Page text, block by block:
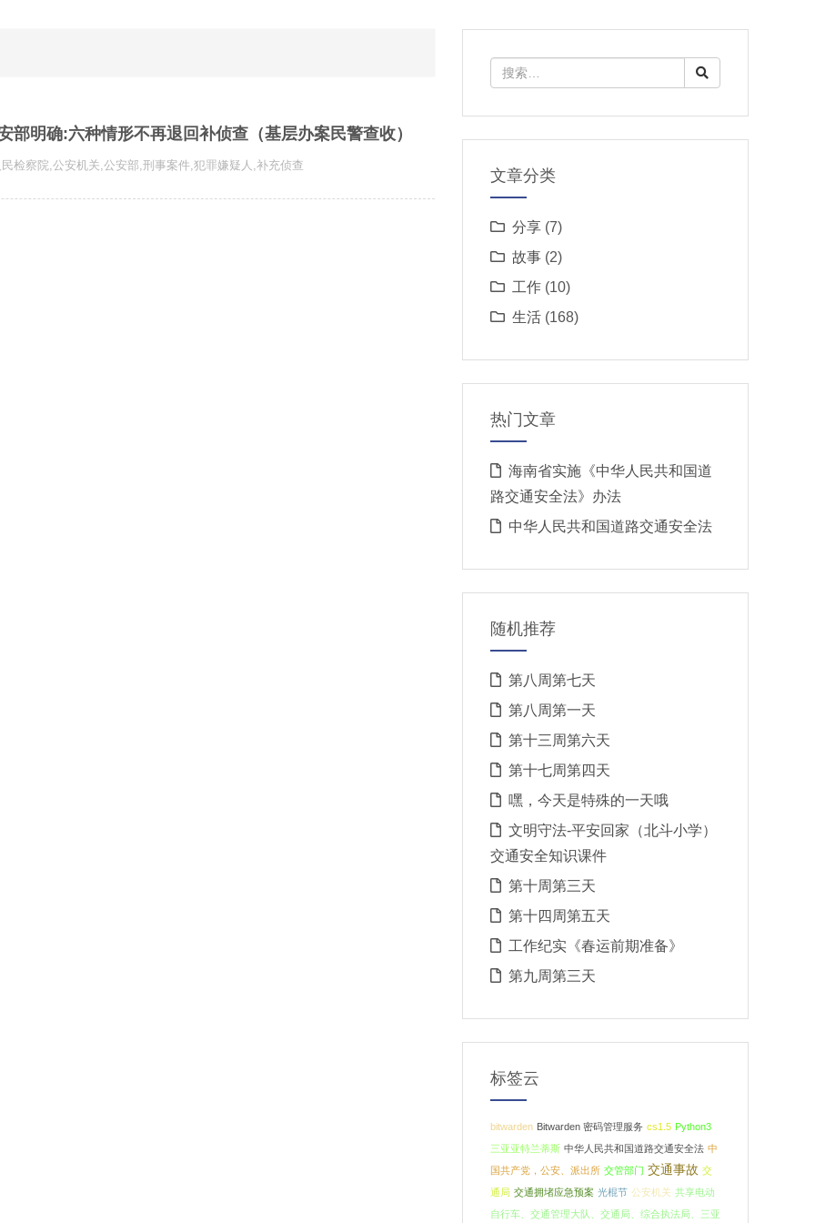
部明确:六种情形不再退回补侦查（基层办案民警查收）
民检察院,公安机关,公安部,刑事案件,犯罪嫌疑人 ,补充侦查
文章分类
分享(7)
故事(2)
工作(10)
生活(168)
热门文章
海南省实施《中华人民共和国道
路交通安全法》办法
中华人民共和国道路交通安全法
随机推荐
第八周第七天
第八周第一天
第十三周第六天
第十七周第四天
嘿，今天是特殊的一天哦
文明守法-平安回家（北斗小学）
交通安全知识课件
第十周第三天
第十四周第五天
工作纪实《春运前期准备》
第九周第三天
标签云
bitwarden Bitwarden 密码管理服务 cs1.5 Python3
三亚亚特兰蒂斯 中华人民共和国道路交通安全法 中
国共产党，公安、派出所 交管部门 交通事故 交
通局 交通拥堵应急预案 光棍节 公安机关 共享电动
自行车、交通管理大队、交通局、综合执法局、三亚